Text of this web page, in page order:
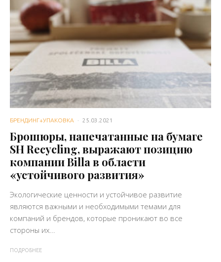
БРЕНДИНГ+УПАКОВКА · 25.03.2021
Брошюры, напечатанные на бумаге
SH Recycling, выражают позицию
компании Billa в области
«устойчивого развития»
Экологические ценности и устойчивое развитие
являются важными и необходимыми темами для
компаний и брендов, которые проникают во все
стороны их...
ПОДРОБНЕЕ